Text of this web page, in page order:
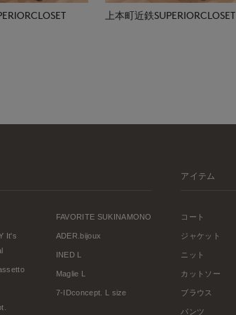
上本町近鉄SUPERIORCLOSET
It's
FAVORITE SUKINAMONO
ADER.bijoux
INED L
Maglie L
7-IDconcept. L size
アイテム
コート
ジャケット
ニット
カットソー
ブラウス
パンツ